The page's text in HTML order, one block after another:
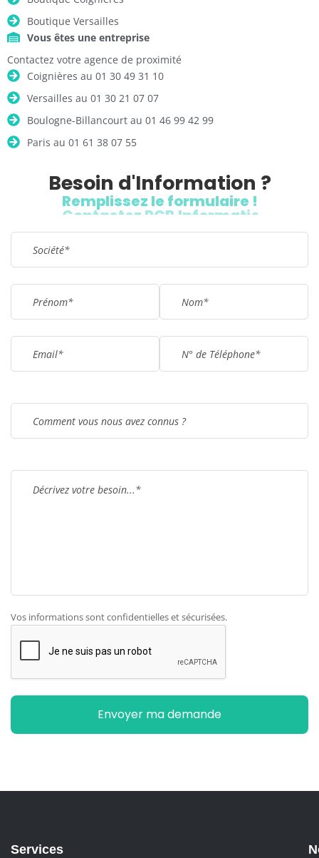
Boutique Versailles
Vous êtes une entreprise
Contactez votre agence de proximité
Coignières au 01 30 49 31 10
Versailles au 01 30 21 07 07
Boulogne-Billancourt au 01 46 99 42 99
Paris au 01 61 38 07 55
Besoin d'Information ?
Remplissez le formulaire !
Vos informations sont confidentielles et sécurisées.
Services